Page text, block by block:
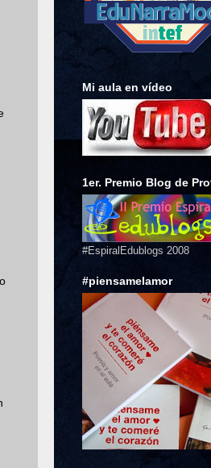
Mi aula en vídeo
1er. Premio Blog de
#EspiralEdublogs 2008
#piensamelamor